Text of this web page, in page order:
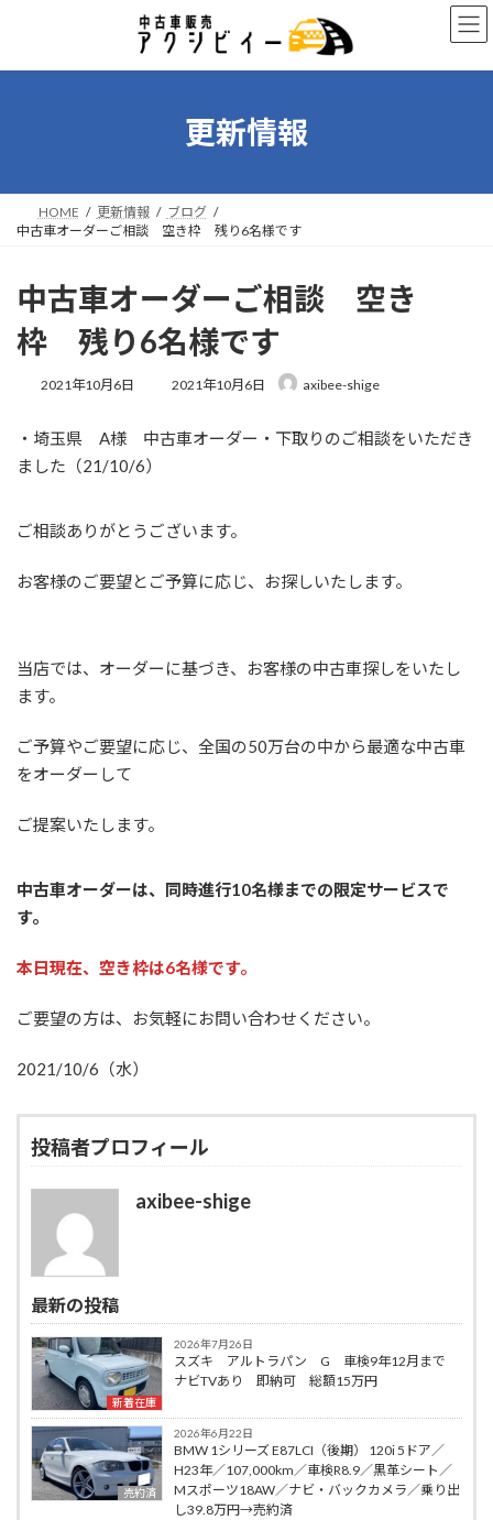
ン
ー
更新情報
HOME 更新情報
ブログ
中古車オーダーご相談 空き枠 残り6名様です
中古車オーダーご相談 空き
枠 残り6名様です
2021年10月6日
最
新
2021年10月6日 axibee-shige
・埼玉県 A様 中古車オーダー・下取りのご相談をいただき
ました（21/10/6）
ご相談ありがとうございます。
お客様のご要望とご予算に応じ、お探しいたします。
当店では、オーダーに基づき、お客様の中古車探しをいたし
ます。
ご予算やご要望に応じ、全国の50万台の中から最適な中古車
をオーダーして
ご提案いたします。
中古車オーダーは、同時進行10名様までの限定サービスで
す。
本日現在、空き枠は6名様です。
ご要望の方は、お気軽にお問い合わせください。
2021/10/6（水）
投稿者プロフィール
axibee-shige
最新の投稿
新着在庫
2026年7月26日
スズキ アルトラパン G 車検9年12月まで
ナビTVあり 即納可 総額15万円
売約済
2026年6月22日
BMW 1シリーズ E87LCI（後期） 120i 5ドア／
H23年／107,000km／車検R8.9／黒革シート／
Mスポーツ18AW／ナビ・バックカメラ／乗り出
し39.8万円→売約済